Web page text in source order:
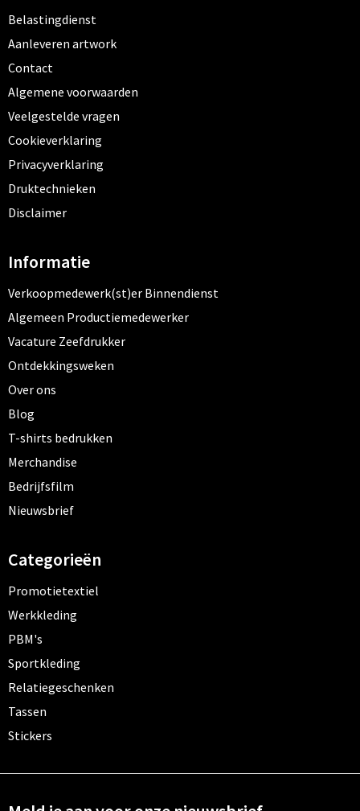
Belastingdienst
Aanleveren artwork
Contact
Algemene voorwaarden
Veelgestelde vragen
Cookieverklaring
Privacyverklaring
Druktechnieken
Disclaimer
Informatie
Verkoopmedewerk(st)er Binnendienst
Algemeen Productiemedewerker
Vacature Zeefdrukker
Ontdekkingsweken
Over ons
Blog
T-shirts bedrukken
Merchandise
Bedrijfsfilm
Nieuwsbrief
Categorieën
Promotietextiel
Werkkleding
PBM's
Sportkleding
Relatiegeschenken
Tassen
Stickers